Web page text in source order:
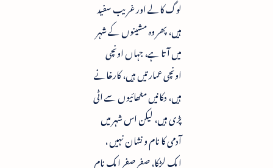
لوگ کالے اور غریب سفید
ہیں، پھر وہ مشینوں کے شہر
میں آتا ہے، جہاں اونچی
اونچی عمارتیں ہیں، کارخانے
ہیں، دکانیں مٹھائیوں سے اٹی
پڑی ہیں، لیکن اس شہر میں
آدمی کا نام و نشان نہیں ،
ایک لڑکا، صفر صفر ایک نام